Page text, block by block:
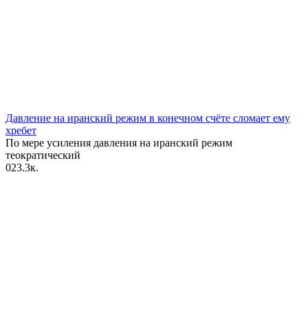
Давление на иранский режим в конечном счёте сломает ему
хребет
По мере усиления давления на иранский режим
теократический
023.3к.